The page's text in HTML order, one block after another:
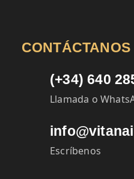
CONTÁCTANOS
(+34) 640
Llamada o
Escríbenos